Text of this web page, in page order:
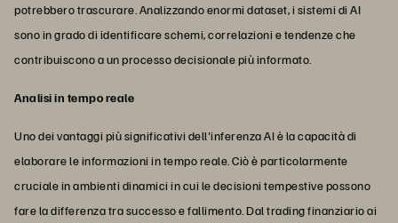
potrebbero trascurare. Analizzando enormi dataset, i sistemi di AI
sono in grado di identificare schemi, correlazioni e tendenze che
contribuiscono a un processo decisionale più informato.
Analisi in tempo reale
Uno dei vantaggi più significativi dell'inferenza AI è la capacità di
elaborare le informazioni in tempo reale. Ciò è particolarmente
cruciale in ambienti dinamici in cui le decisioni tempestive possono
fare la differenza tra successo e fallimento. Dal trading finanziario ai